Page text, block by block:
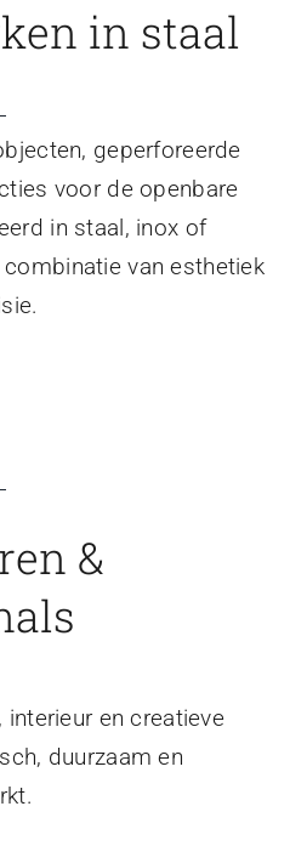
in staal
geperforeerde
voor de openbare
in staal, inox of
van esthetiek
&
en creatieve
duurzaam en